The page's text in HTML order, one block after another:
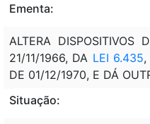
Ementa:
ALTERA DISPOSITIVOS
21/11/1966, DA LEI 6.435,
DE 01/12/1970, E DÁ
Situação: